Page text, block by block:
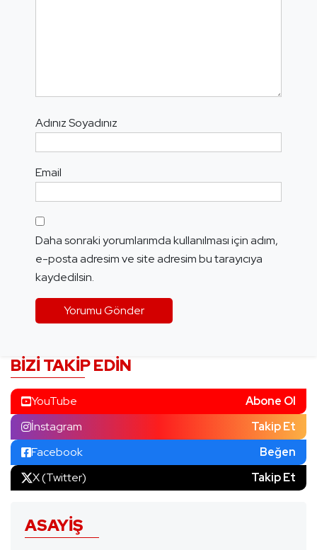
Adınız Soyadınız
Email
Daha sonraki yorumlarımda kullanılması için adım,
e-posta adresim ve site adresim bu tarayıcıya
kaydedilsin.
BIZI TAKIP EDIN
YouTube
Abone Ol
İnstagram
Takip Et
Facebook
Beğen
X (Twitter)
Takip Et
ASAYIŞ